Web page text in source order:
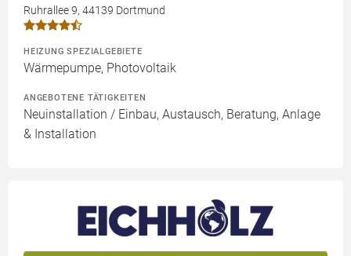
Ruhrallee 9, 44139 Dortmund
HEIZUNG SPEZIALGEBIETE
Wärmepumpe, Photovoltaik
ANGEBOTENE TÄTIGKEITEN
Neuinstallation / Einbau, Austausch, Beratung, Anlage
& Installation